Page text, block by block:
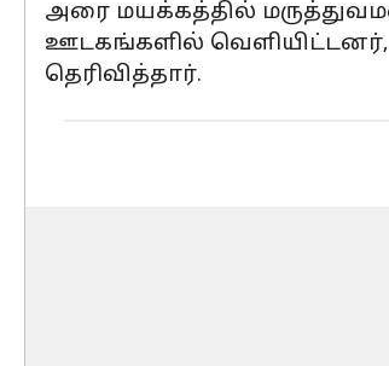
அரை மயக்கத்தில்
ஊடகங்களில் வெளியிட்டனர்,
தெரிவித்தார்.